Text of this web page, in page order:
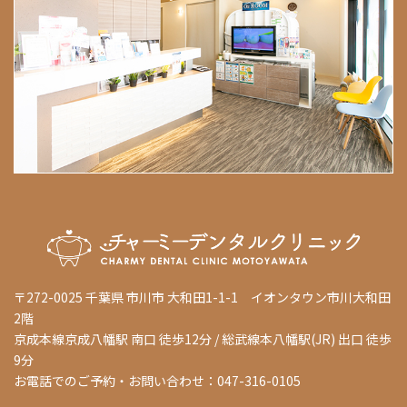
〒272-0025 千葉県 市川市 大和田1-1-1 イオンタウン市川大和田
2階
京成本線京成八幡駅 南口 徒歩12分 / 総武線本八幡駅(JR) 出口 徒歩
9分
お電話でのご予約・お問い合わせ：047-316-0105